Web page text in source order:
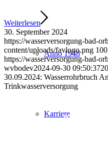
Anno 1948
Karriere
Weiterlesen
30. September 2024
https://wasserversorgung-bad-
content/uploads/favlogo.png 100
https://wasserversorgung-bad-
wvbodev2024-09-30 09:50:37
30.09.2024: Wasserrohrbruch
Trinkwasserversorgung
unter: